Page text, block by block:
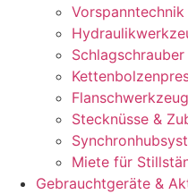
Stecknüsse &
Miete für
Gebrauchtgeräte &